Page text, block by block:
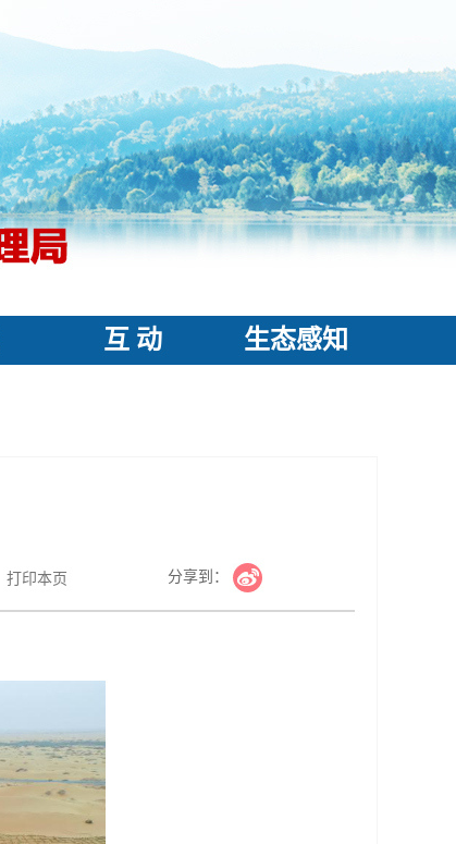
互 动 生态感知
打印本页 分享到：